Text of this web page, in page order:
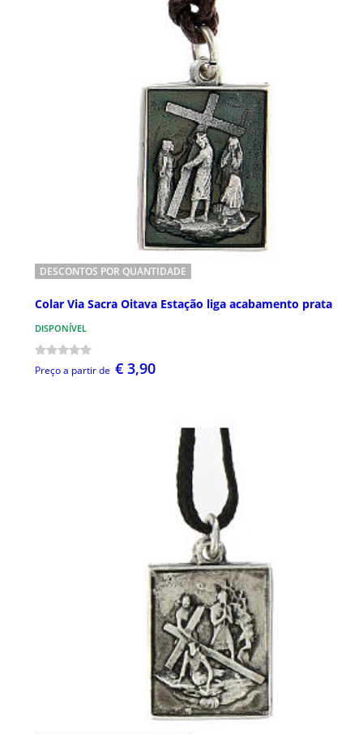
DESCONTOS POR QUANTIDADE
Colar Via Sacra Oitava Estação liga acabamento prata
DISPONÍVEL
Preço a partir de € 3,90